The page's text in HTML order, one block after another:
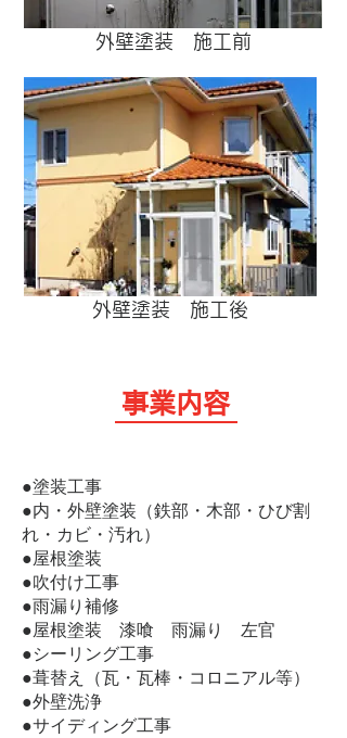
外壁塗装 施工前
外壁塗装 施工後
​事業内容
●塗装工事
●内・外壁塗装（鉄部・木部・ひび割
れ・カビ・汚れ）
●屋根塗装
●吹付け工事
●雨漏り補修
●屋根塗装 漆喰 雨漏り 左官
●シーリング工事
●葺替え（瓦・瓦棒・コロニアル等）
●外壁洗浄
●サイディング工事